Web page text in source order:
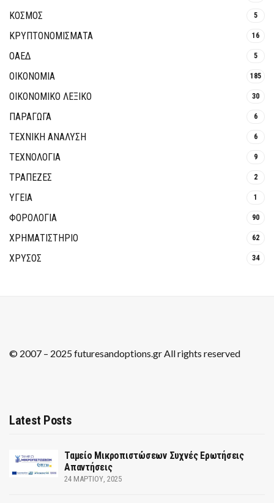
ΚΟΣΜΟΣ
5
ΚΡΥΠΤΟΝΟΜΊΣΜΑΤΑ 16
ΟΑΕΔ 5
ΟΙΚΟΝΟΜΙΑ 185
ΟΙΚΟΝΟΜΙΚΟ ΛΕΞΙΚΟ 30
ΠΑΡΑΓΩΓΑ 6
ΤΕΧΝΙΚΗ ΑΝΑΛΥΣΗ 6
ΤΕΧΝΟΛΟΓΙΑ 9
ΤΡΆΠΕΖΕΣ 2
ΥΓΕΙΑ 1
ΦΟΡΟΛΟΓΙΑ 90
ΧΡΗΜΑΤΙΣΤΗΡΙΟ 62
ΧΡΥΣΟΣ 34
© 2007 – 2025 futuresandoptions.gr All rights reserved
Latest Posts
Ταμείο Μικροπιστώσεων Συχνές Ερωτήσεις
Απαντήσεις
24 ΜΑΡΤΊΟΥ, 2025